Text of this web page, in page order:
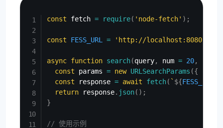
const fetch = require( 'node-fetch' ) ;
const FESS_URL = 'http://localhost:8080'
async function search(query, num = 20,
const params = new URLSearchParams ({
const response = await fetch( ` ${FESS_URL
return response. json( ) ;
}
// 使用示例